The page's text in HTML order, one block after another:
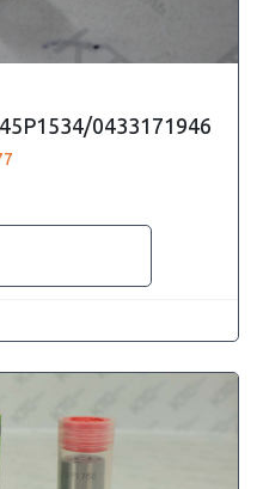
0433171946